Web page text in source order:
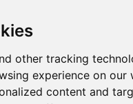
other tracking
experience on our
content and